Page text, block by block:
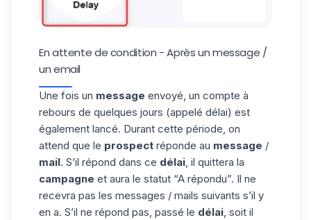
En attente de condition - Après un message /
un email
Une fois un message envoyé, un compte à
rebours de quelques jours (appelé délai) est
également lancé. Durant cette période, on
attend que le prospect réponde au message /
mail. S’il répond dans ce délai, il quittera la
campagne et aura le statut “A répondu”. Il ne
recevra pas les messages / mails suivants s’il y
en a. S’il ne répond pas, passé le délai, soit il